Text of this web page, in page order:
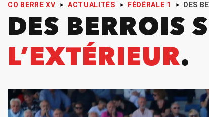
CO BERRE XV > ACTUALITÉS > FÉDÉRALE 1 > DES
DES BERROIS
L’EXTÉRIEUR